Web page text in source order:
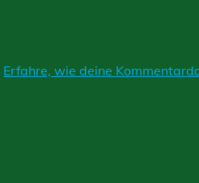
Erfahre, wie deine